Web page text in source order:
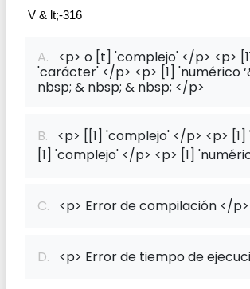
V & lt;-316
A. <p> o [t] 'complejo' </p> <p>
'carácter' </p> <p> [1] 'numérico
nbsp; & nbsp; & nbsp; </p>
B. <p> [[1] 'complejo' </p> <p>
[1] 'complejo' </p> <p> [1]
C. <p> Error de compilación </p>
D. <p> Error de tiempo de